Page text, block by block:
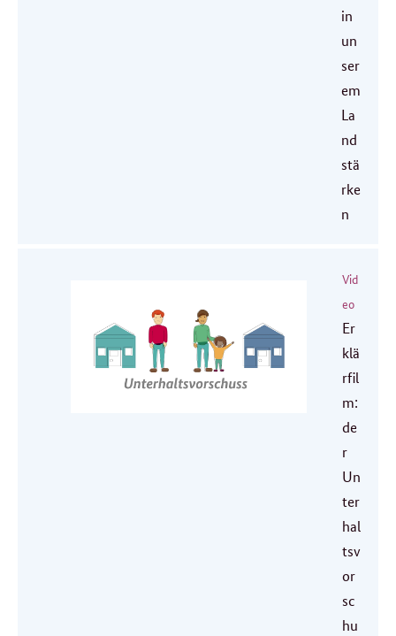
in
un
ser
em
La
nd
stä
rke
n
Vid
eo
Er
klä
rfil
m:
de
r
Un
ter
hal
tsv
or
sc
hu